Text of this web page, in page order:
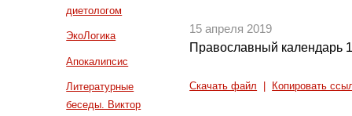
диетологом
ЭкоЛогика
Апокалипсис
Литературные
беседы. Виктор
15 апреля 2019
Православный календарь
Скачать файл Копировать